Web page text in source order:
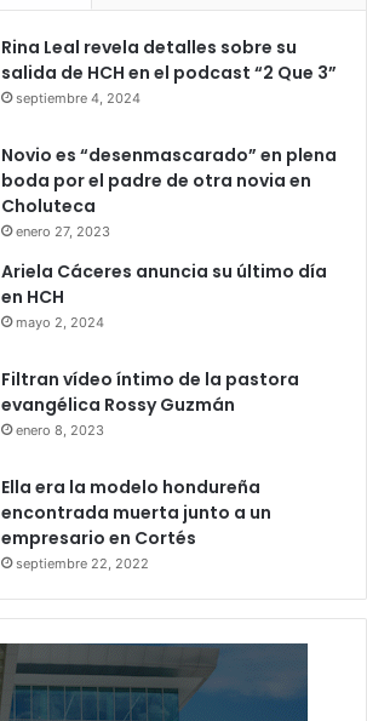
Rina Leal revela detalles sobre su
salida de HCH en el podcast “2 Que 3”
septiembre 4, 2024
Novio es “desenmascarado” en plena
boda por el padre de otra novia en
Choluteca
enero 27, 2023
Ariela Cáceres anuncia su último día
en HCH
mayo 2, 2024
Filtran vídeo íntimo de la pastora
evangélica Rossy Guzmán
enero 8, 2023
Ella era la modelo hondureña
encontrada muerta junto a un
empresario en Cortés
septiembre 22, 2022